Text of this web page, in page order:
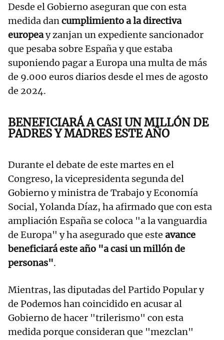
Desde el Gobierno aseguran que con esta
medida dancumplimiento a la directiva
europeay zanjan un expediente sancionador
que pesaba sobre España y que estaba
suponiendo pagar a Europa una multa de más
de 9.000 euros diarios desde el mes de agosto
de 2024.
BENEFICIARÁ A CASI UN MILLÓN DE
PADRES Y MADRES ESTE AÑO
Durante el debate de este martes en el
Congreso, la vicepresidenta segunda del
Gobierno y ministra de Trabajo y Economía
Social, Yolanda Díaz, ha afirmado que con esta
ampliación España se coloca "a la vanguardia
de Europa" y ha asegurado que este avance
beneficiará este año "a casi un millón de
personas".
Mientras, las diputadas del Partido Popular y
de Podemos han coincidido en acusar al
Gobierno de hacer "trilerismo" con esta
medida porque consideran que "mezclan"